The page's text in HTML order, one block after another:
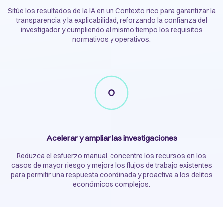
Sitúe los resultados de la IA en un Contexto rico para garantizar la
transparencia y la explicabilidad, reforzando la confianza del
investigador y cumpliendo al mismo tiempo los requisitos
normativos y operativos.
Acelerar y ampliar las investigaciones
Reduzca el esfuerzo manual, concentre los recursos en los
casos de mayor riesgo y mejore los flujos de trabajo existentes
para permitir una respuesta coordinada y proactiva a los delitos
económicos complejos.